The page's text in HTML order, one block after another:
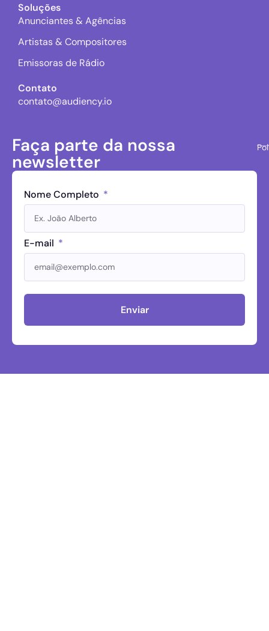
Soluções
Anunciantes & Agências
Artistas & Compositores
Emissoras de Rádio
Contato
contato@audiency.io
Faça parte da nossa
newsletter
Nome Completo
E-mail
Enviar